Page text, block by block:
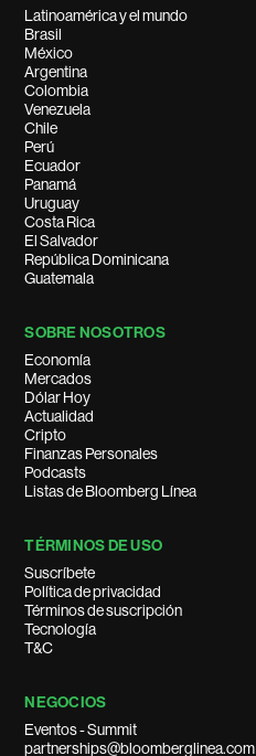
Latinoamérica y el mundo
Brasil
México
Argentina
Colombia
Venezuela
Chile
Perú
Ecuador
Panamá
Uruguay
Costa Rica
El Salvador
República Dominicana
Guatemala
SOBRE NOSOTROS
Economía
Mercados
Dólar Hoy
Actualidad
Cripto
Finanzas Personales
Podcasts
Listas de Bloomberg Línea
TÉRMINOS DE USO
Suscríbete
Política de privacidad
Términos de suscripción
Tecnología
T&C
NEGOCIOS
Eventos - Summit
partnerships@bloomberglinea.com